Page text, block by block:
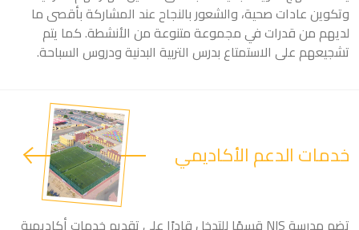
وتكوين عادات صحية، والشعور بالنجاح عند المشاركة بأقصى ما
لديهم من قدرات في مجموعة متنوعة من الأنشطة. كما يتم
تشجيعهم على الاستمتاع بدرس التربية البدنية ودروس السباحة.
خدمات الدعم الأكاديمي
تضم مدرسة NIS قسمًا للتدخل قادرًا على تقديم خدمات أكاديمية